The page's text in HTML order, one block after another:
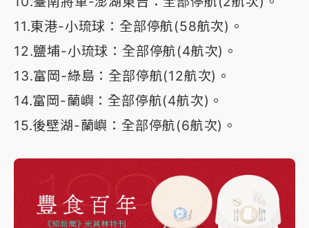
11.東港-小琉球：全部停航(58航次)。
12.鹽埔-小琉球：全部停航(4航次)。
13.富岡-綠島：全部停航(12航次)。
14.富岡-蘭嶼：全部停航(4航次)。
15.後壁湖-蘭嶼：全部停航(6航次)。